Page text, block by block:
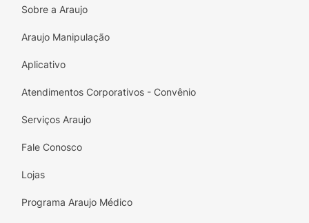
Sobre a Araujo
Araujo Manipulação
Aplicativo
Atendimentos Corporativos - Convênio
Serviços Araujo
Fale Conosco
Lojas
Programa Araujo Médico